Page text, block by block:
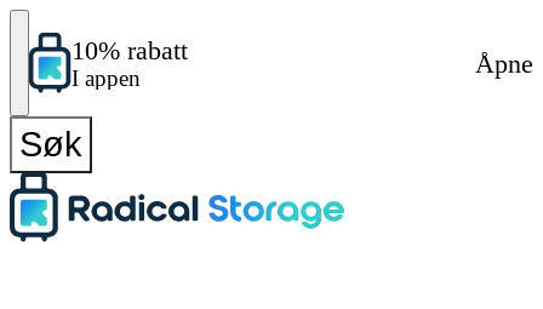
10% rabatt
I appen
Åpne
Søk